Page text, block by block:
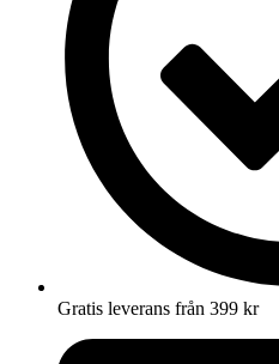
Gratis leverans från 399 kr